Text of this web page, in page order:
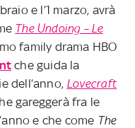
e l’1 marzo, avrà
The Undoing – Le
family drama HBO
che guida la
dell’anno, Lovecraft
gareggerà fra le
e che come The